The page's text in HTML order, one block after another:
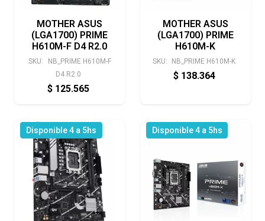
MOTHER ASUS
(LGA1700) PRIME
H610M-F D4 R2.0
SKU:
NB_PRIME H610M-F
D4 R2.0
$ 125.565
MOTHER ASUS
(LGA1700) PRIME
H610M-K
SKU: NB_PRIME H610M-K
$ 138.364
Disponible 4 a 5hs Disponible 4 a 5hs